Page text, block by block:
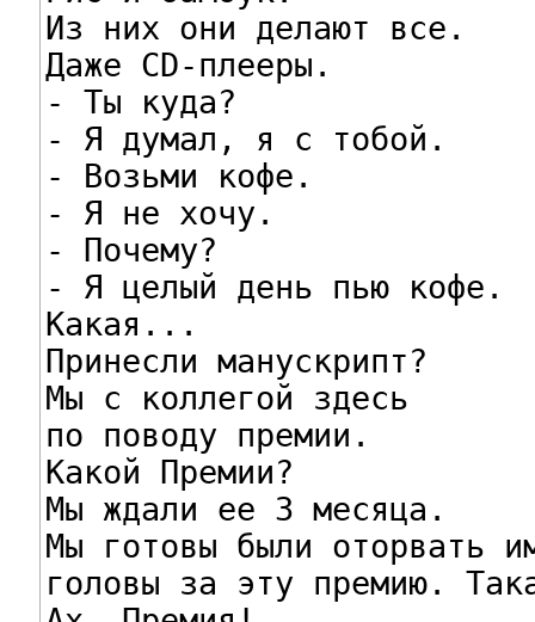
Из них они делают все.
Даже СD-плееры.
- Ты куда?
- Я думал, я с тобой.
- Возьми кофе.
- Я не хочу.
- Почему?
- Я целый день пью кофе.
Какая...
Принесли манускрипт?
Мы с коллегой здесь
по поводу премии.
Какой Премии?
Мы ждали ее 3 месяца.
Мы готовы были оторвать
головы за эту премию.